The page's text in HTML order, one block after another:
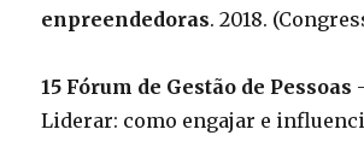
enpreendedoras. 2018.
15 Fórum de Gestão de Pessoas
Liderar: como engajar e